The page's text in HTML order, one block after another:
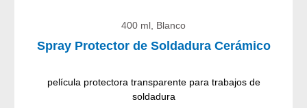
400 ml, Blanco
Spray Protector de Soldadura Cerámico
película protectora transparente para trabajos de
soldadura